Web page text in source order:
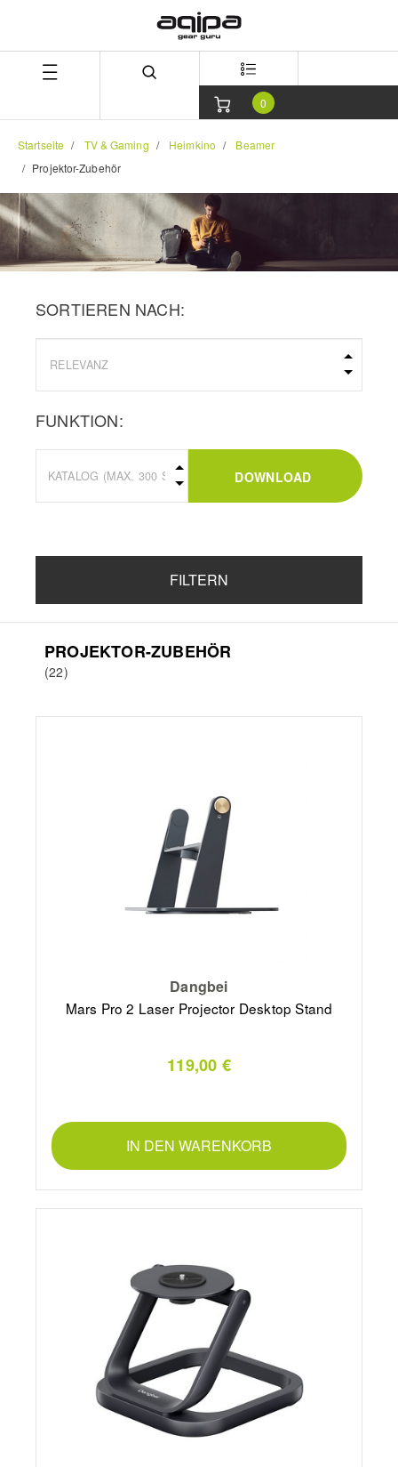
0
Startseite TV & Gaming Heimkino
Beamer
Projektor-Zubehör
SORTIEREN NACH:
FUNKTION:
DOWNLOAD
FILTERN
PROJEKTOR-ZUBEHÖR
(22)
Dangbei
Mars Pro 2 Laser Projector Desktop Stand
119,00 €
IN DEN WARENKORB